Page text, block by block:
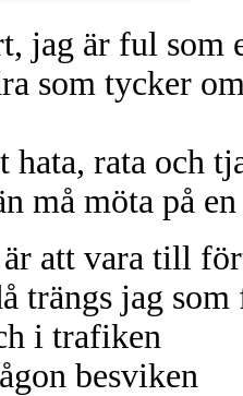
jag är ful som
som tycker
hata, rata och
må möta på
är att vara till
trängs jag som
i trafiken
besviken